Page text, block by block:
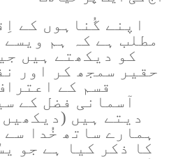
اپنے گُناہوں کے
مطلب ہے کہ ہم
کو دیکھتے ہیں
حقیر سمجھ کر اور
قسم کے
آسمانی فضل کے
ہمارے ساتھ خُدا
کا ذکر کیا ہے جو